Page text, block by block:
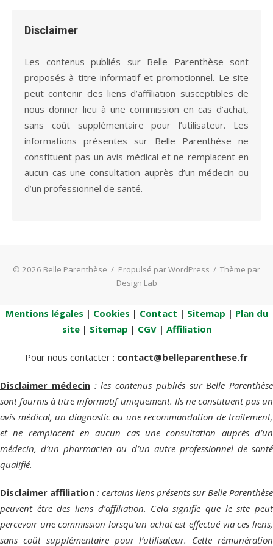
79,00 €.
Disclaimer
Les contenus publiés sur Belle Parenthèse sont
proposés à titre informatif et promotionnel. Le site
peut contenir des liens d’affiliation susceptibles de
nous donner lieu à une commission en cas d’achat,
sans coût supplémentaire pour l’utilisateur. Les
informations présentes sur Belle Parenthèse ne
constituent pas un avis médical et ne remplacent en
aucun cas une consultation auprès d’un médecin ou
d’un professionnel de santé.
© 2026 Belle Parenthèse / Propulsé par WordPress / Thème par
Design Lab
Mentions légales | Cookies | Contact | Sitemap | Plan du
site| Sitemap | CGV| Affiliation
Pour nous contacter : contact@belleparenthese.fr
Disclaimer médecin: les contenus publiés sur Belle Parenthèse
sont fournis à titre informatif uniquement. Ils ne constituent pas un
avis médical, un diagnostic ou une recommandation de traitement,
et ne remplacent en aucun cas une consultation auprès d’un
médecin, d’un pharmacien ou d’un autre professionnel de santé
qualifié.
Disclaimer affiliation : certains liens présents sur Belle Parenthèse
peuvent être des liens d’affiliation. Cela signifie que le site peut
percevoir une commission lorsqu’un achat est effectué via ces liens,
sans coût supplémentaire pour l’utilisateur. Cette rémunération